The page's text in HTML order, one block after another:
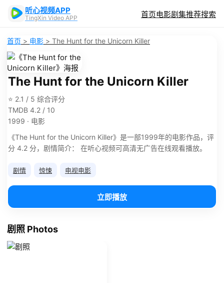
听心视频APP
TingXin Video APP 首页电影剧集推荐搜索
首页 > 电影 > The Hunt for the Unicorn Killer
The Hunt for the Unicorn Killer
⭐ 2.1 / 5 综合评分
TMDB 4.2 / 10
1999 · 电影
《The Hunt for the Unicorn Killer》是一部1999年的电影作品，评
分 4.2 分，剧情简介： 在听心视频可高清无广告在线观看播放。
剧情 惊悚 电视电影
立即播放
剧照 Photos